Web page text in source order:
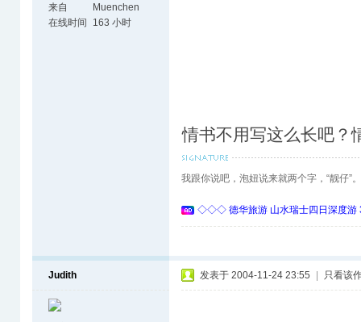
来自
Muenchen
在线时间
163 小时
情书不用写这么长吧？
我跟你说吧，泡妞说来就两个字，“靓仔”。
◇◇◇ 德华旅游 山水瑞士四日深度
Judith 发表于 2004-11-24 23:55 只看该